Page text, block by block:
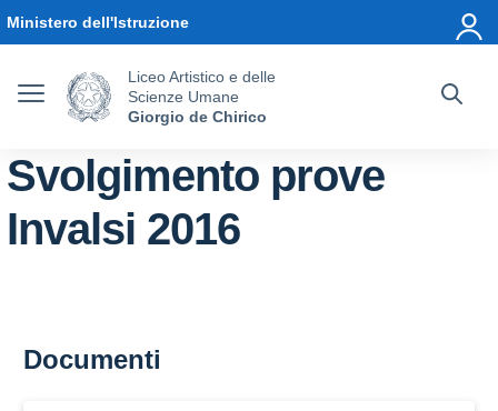
Ministero dell'Istruzione
Liceo Artistico e delle
Scienze Umane
Giorgio de Chirico
Svolgimento prove
Invalsi 2016
Documenti